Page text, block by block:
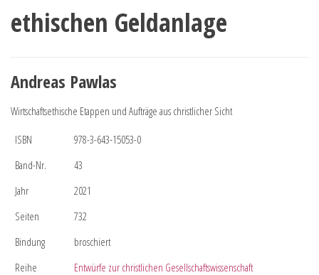
ethischen Geldanlage
Andreas Pawlas
Wirtschaftsethische Etappen und Aufträge aus christlicher Sicht
ISBN
978-3-643-15053-0
Band-Nr.
43
Jahr
2021
Seiten
732
Bindung
broschiert
Reihe
Entwürfe zur christlichen Gesellschaftswissenschaft